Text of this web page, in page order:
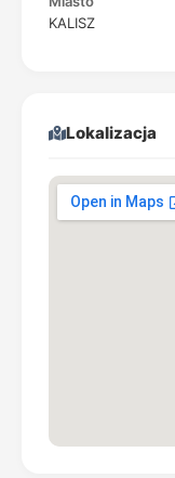
KALISZ
Lokalizacja